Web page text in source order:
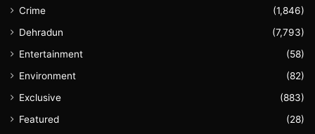
Crime
(1,846)
Dehradun
(7,793)
Entertainment
(58)
Environment
(82)
Exclusive
(883)
Featured
(28)